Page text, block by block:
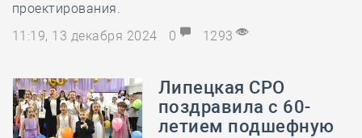
проектирования.
11:19, 13 декабря 2024
0 1293
Липецкая СРО
поздравила с 60-
летием подшефную